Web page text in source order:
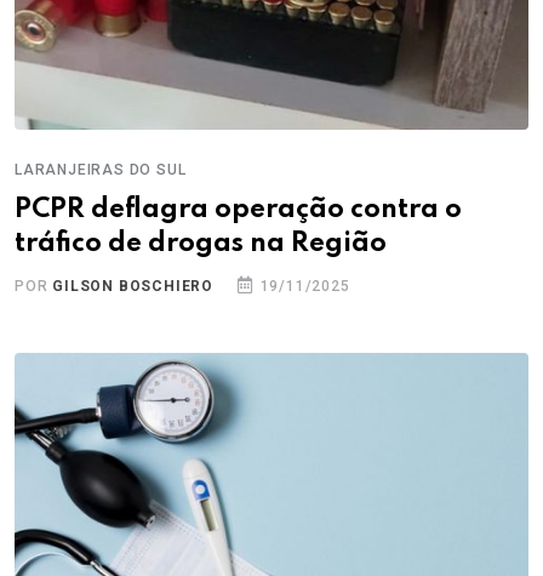
LARANJEIRAS DO SUL
PCPR deflagra operação contra o
tráfico de drogas na Região
POR GILSON BOSCHIERO 19/11/2025